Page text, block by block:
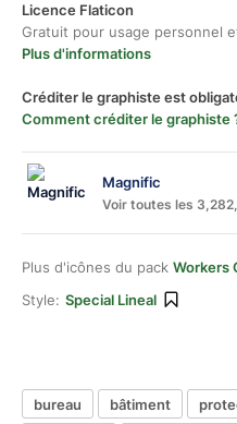
Licence Flaticon
Gratuit pour usage personnel
Plus d'informations
Créditer le graphiste est
Comment créditer le graphiste
Magnific
Voir toutes les
Plus d'icônes du pack Workers
Style: Special Lineal
bureau bâtiment